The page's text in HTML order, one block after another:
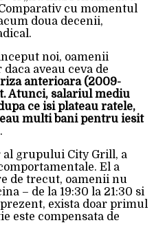
cu momentul
doua decenii,
noi, oamenii
aveau ceva de
anterioara (2009-
Atunci, salariul mediu
ce isi plateau ratele,
multi bani pentru iesit
al grupului City Grill, a
El a
de trecut, oamenii nu
– de la 19:30 la 21:30 si
exista doar primul
este compensata de